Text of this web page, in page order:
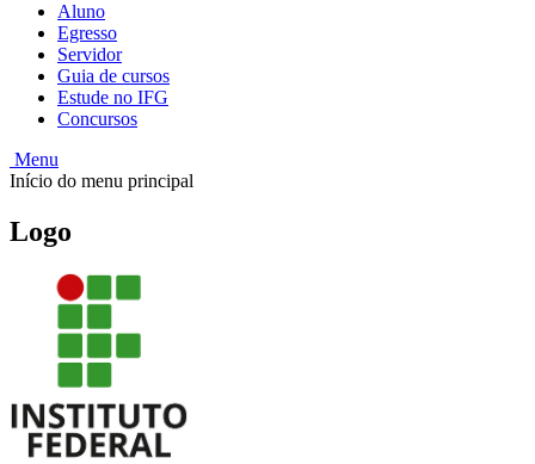
Aluno
Egresso
Servidor
Guia de cursos
Estude no IFG
Concursos
Menu
Início do menu principal
Logo